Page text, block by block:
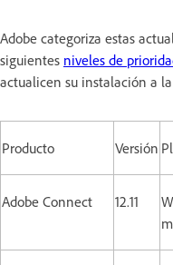
Adobe categoriza estas
siguientes niveles de
actualicen su instalación a
Producto Versión
Adobe Connect 12.11